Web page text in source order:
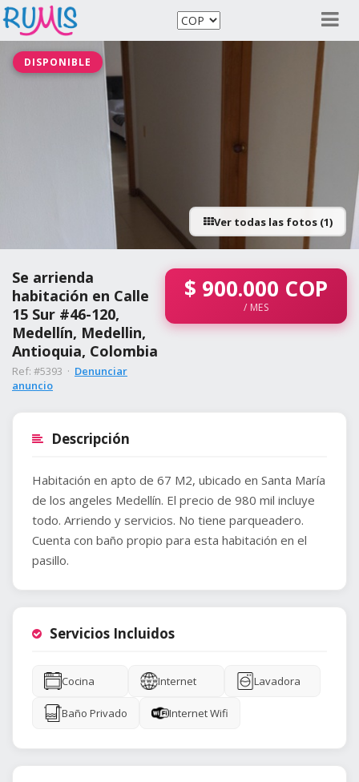
DISPONIBLE
Ver todas las fotos (1)
Se arrienda
habitación en Calle
15 Sur #46-120,
Medellín, Medellin,
Antioquia, Colombia
Ref: #5393 · Denunciar
anuncio
$ 900.000 COP
/ MES
Descripción
Habitación en apto de 67 M2, ubicado en Santa María
de los angeles Medellín. El precio de 980 mil incluye
todo. Arriendo y servicios. No tiene parqueadero.
Cuenta con baño propio para esta habitación en el
pasillo.
Servicios Incluidos
Cocina Internet Lavadora
Baño Privado Internet Wifi